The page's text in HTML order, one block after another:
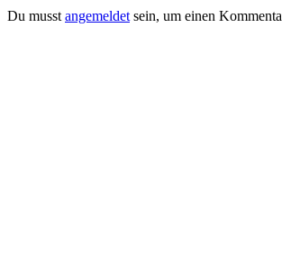
Du musst angemeldet sein, um einen